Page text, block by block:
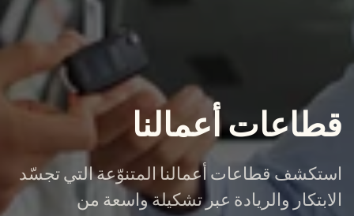
قطاعات أعمالنا
استكشف قطاعات أعمالنا المتنوّعة التي تجسّد
الابتكار والريادة عبر تشكيلة واسعة من